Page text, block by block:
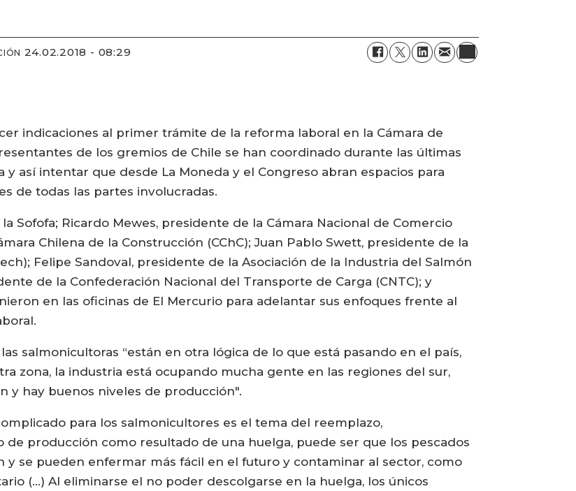
24.02.2018 - 08:29
indicaciones al primer trámite de la reforma laboral en la Cámara de
de los gremios de Chile se han coordinado durante las últimas
así intentar que desde La Moneda y el Congreso abran espacios para
de todas las partes involucradas.
Sofofa; Ricardo Mewes, presidente de la Cámara Nacional de Comercio
Chilena de la Construcción (CChC); Juan Pablo Swett, presidente de la
Felipe Sandoval, presidente de la Asociación de la Industria del Salmón
de la Confederación Nacional del Transporte de Carga (CNTC); y
en las oficinas de El Mercurio para adelantar sus enfoques frente al
salmonicultoras “están en otra lógica de lo que está pasando en el país,
zona, la industria está ocupando mucha gente en las regiones del sur,
y hay buenos niveles de producción".
para los salmonicultores es el tema del reemplazo,
de producción como resultado de una huelga, puede ser que los pescados
y se pueden enfermar más fácil en el futuro y contaminar al sector, como
(…) Al eliminarse el no poder descolgarse en la huelga, los únicos